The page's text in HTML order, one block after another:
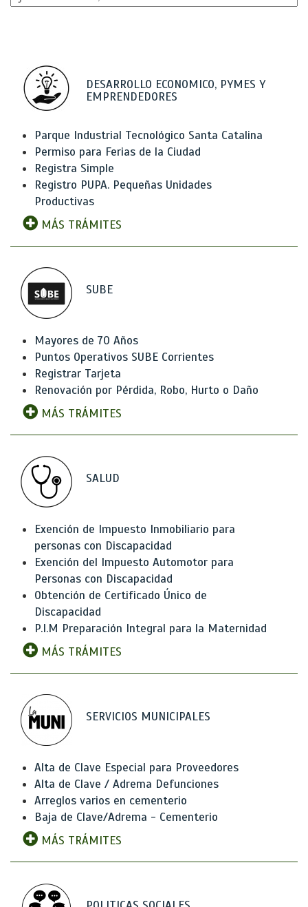
DESARROLLO ECONOMICO, PYMES Y
EMPRENDEDORES
Parque Industrial Tecnológico Santa Catalina
Permiso para Ferias de la Ciudad
Registra Simple
Registro PUPA. Pequeñas Unidades
Productivas
MÁS TRÁMITES
SUBE
Mayores de 70 Años
Puntos Operativos SUBE Corrientes
Registrar Tarjeta
Renovación por Pérdida, Robo, Hurto o Daño
MÁS TRÁMITES
SALUD
Exención de Impuesto Inmobiliario para
personas con Discapacidad
Exención del Impuesto Automotor para
Personas con Discapacidad
Obtención de Certificado Único de
Discapacidad
P.I.M Preparación Integral para la Maternidad
MÁS TRÁMITES
SERVICIOS MUNICIPALES
Alta de Clave Especial para Proveedores
Alta de Clave / Adrema Defunciones
Arreglos varios en cementerio
Baja de Clave/Adrema - Cementerio
MÁS TRÁMITES